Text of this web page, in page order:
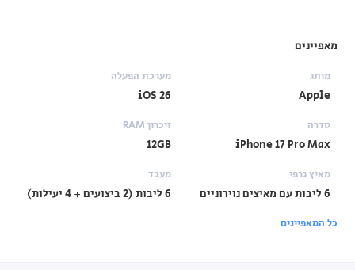
מאפיינים
מותג
Apple
מערכת הפעלה
iOS 26
סדרה
iPhone 17 Pro Max
זיכרון RAM
12GB
מאיץ גרפי
6 ליבות עם מאיצים נוירוניים
מעבד
6 ליבות (2 ביצועים + 4 יעילות)
כל המאפיינים